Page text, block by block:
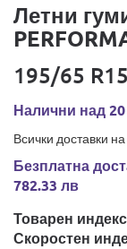
Летни
195/65 R15
Налични над 20
Всички доставки на
Безплатна
782.33 лв
Товарен индекс
Скоростен